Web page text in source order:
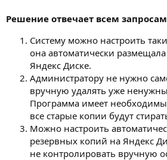
Решение отвечает всем
Систему можно настроить
она автоматически
Яндекс Диске.
Администратору не нужно
вручную удалять уже
Программа имеет
все старые копии будут
Можно настроить
резервных копий на Яндекс
не контролировать вручную